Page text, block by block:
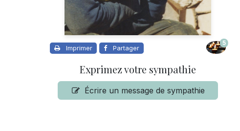
Imprimer Partager
5
Exprimez votre sympathie
Écrire un message de sympathie